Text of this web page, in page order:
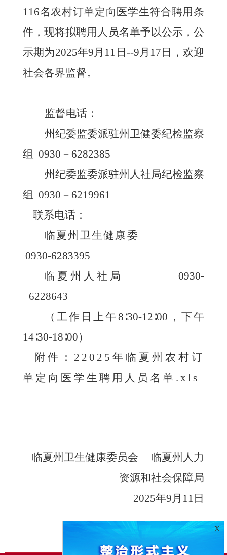
116名农村订单定向医学生符合聘用条
件，现将拟聘用人员名单予以公示 ， 公
示期为2025年9月 11 日 --9月 17 日，欢迎
社会各界监督。
监督电话：
州纪委监委派驻州卫健委纪检监察
组 0930－6282385
州纪委监委派驻州人社局纪检监察
组 0930－6219961
联系电话：
临夏州卫生健康委
0930-6283395
临夏州人社局
0930-
6228643
（工作日上午8∶30-12∶00，下午
14∶30-18∶00）
附件： 2 2025年临夏州农村订
单定向医学生聘用人员名单.xls
临夏州卫生健康委员会
临夏州人力
资源和社会保障局
2025年9月 11 日
X